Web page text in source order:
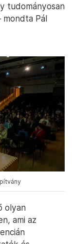
tudományosan
mondta Pál
olyan
ami az